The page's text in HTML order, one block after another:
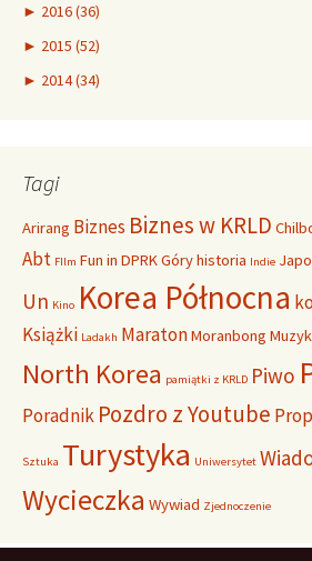
► 2016 (36)
► 2015 (52)
► 2014 (34)
Tagi
Arirang Biznes Biznes w KRLD
Abt FIlm Fun in DPRKGóryhistoria Indie
Un Kino Korea Północna
Książki Ladakh MaratonMoranbong
North Korea pamiątki z KRLD Piwo
Poradnik Pozdro z Youtube
Sztuka Turystyka Uniwersytet
Wycieczka Wywiad Zjednoczenie